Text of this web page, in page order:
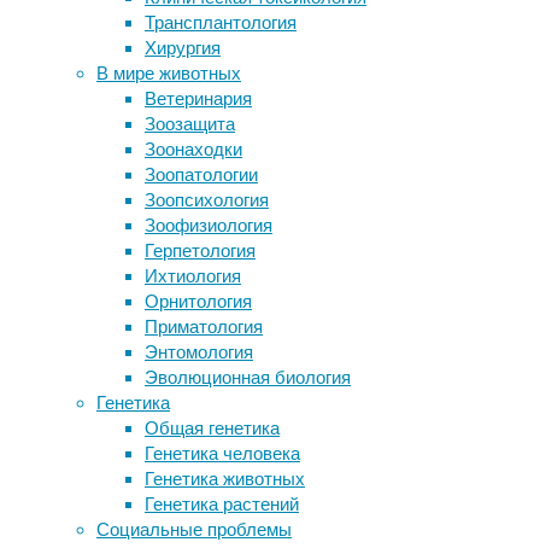
Трансплантология
Хирургия
В мире животных
Ветеринария
Зоозащита
Зоонаходки
Зоопатологии
Зоопсихология
Зоофизиология
Герпетология
Ихтиология
Орнитология
Приматология
Энтомология
Эволюционная биология
Генетика
Общая генетика
Генетика человека
Генетика животных
Генетика растений
Социальные проблемы
генетика,
животные,
зоология,
палеогенетика
Палеогенетики
прочитали
ДНК
трех
древних
пиренейских
рысей.
Они
обнаружили,
что
генетическое
разнообразие
этих
животных
было
ниже,
чем
Физики объяснили зеленые закаты
после извержения Кракатау в 1883
году
В кишечнике мухи обнаружили
новый тип программируемой
клеточной гибели
Рвоту беременных записали в
двигатели эволюции
Генетики установили стократное
снижение численности древних
людей в эпоху падения астероида
Следите за новостями